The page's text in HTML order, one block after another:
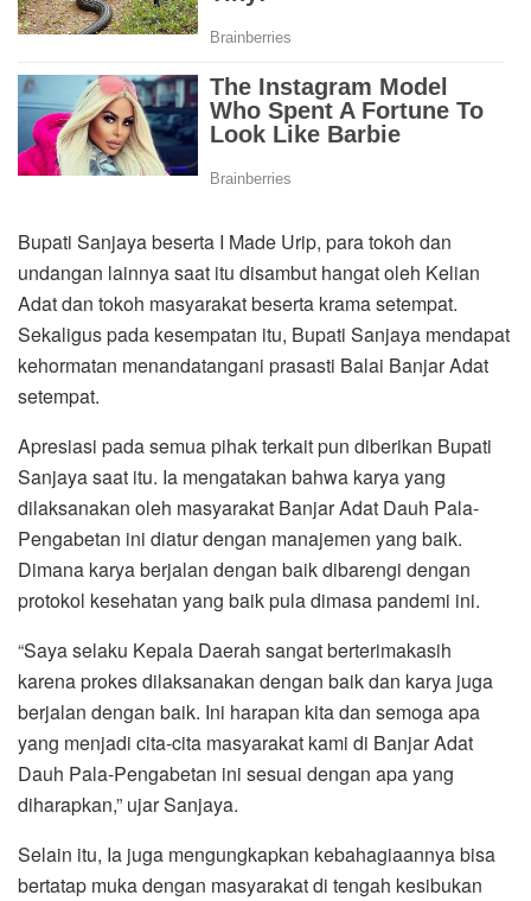
Bupati Sanjaya beserta I Made Urip, para tokoh dan
undangan lainnya saat itu disambut hangat oleh Kelian
Adat dan tokoh masyarakat beserta krama setempat.
Sekaligus pada kesempatan itu, Bupati Sanjaya mendapat
kehormatan menandatangani prasasti Balai Banjar Adat
setempat.
Apresiasi pada semua pihak terkait pun diberikan Bupati
Sanjaya saat itu. Ia mengatakan bahwa karya yang
dilaksanakan oleh masyarakat Banjar Adat Dauh Pala-
Pengabetan ini diatur dengan manajemen yang baik.
Dimana karya berjalan dengan baik dibarengi dengan
protokol kesehatan yang baik pula dimasa pandemi ini.
“Saya selaku Kepala Daerah sangat berterimakasih
karena prokes dilaksanakan dengan baik dan karya juga
berjalan dengan baik. Ini harapan kita dan semoga apa
yang menjadi cita-cita masyarakat kami di Banjar Adat
Dauh Pala-Pengabetan ini sesuai dengan apa yang
diharapkan,” ujar Sanjaya.
Selain itu, Ia juga mengungkapkan kebahagiaannya bisa
bertatap muka dengan masyarakat di tengah kesibukan